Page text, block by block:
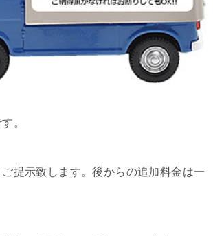
。
提示致します。後からの追加料金は一